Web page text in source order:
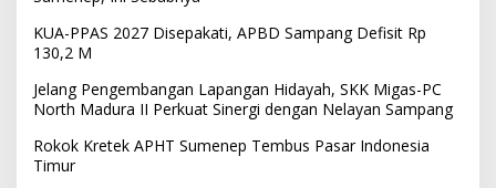
KUA-PPAS 2027 Disepakati, APBD Sampang Defisit Rp
130,2 M
Jelang Pengembangan Lapangan Hidayah, SKK Migas-PC
North Madura II Perkuat Sinergi dengan Nelayan Sampang
Rokok Kretek APHT Sumenep Tembus Pasar Indonesia
Timur